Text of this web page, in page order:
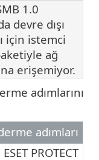
1.0
devre dışı
için istemci
ağ
erişemiyor.
adımlarını
adımları
PROTECT